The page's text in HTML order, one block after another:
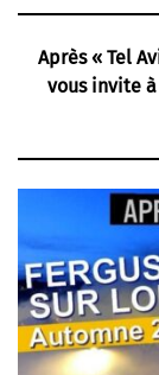
Après « Tel
vous invite